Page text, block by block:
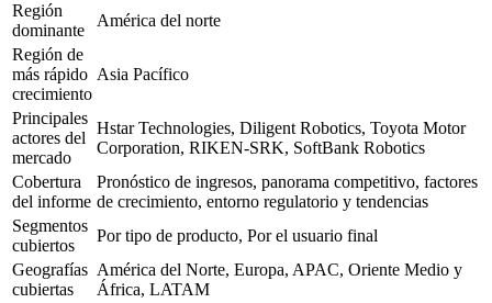
Región
dominante
América del norte
Región de
más rápido
crecimiento
Asia Pacífico
Principales
actores del
mercado
Hstar Technologies, Diligent Robotics, Toyota Motor
Corporation, RIKEN-SRK, SoftBank Robotics
Cobertura
del informe
Pronóstico de ingresos, panorama competitivo, factores
de crecimiento, entorno regulatorio y tendencias
Segmentos
cubiertos
Por tipo de producto, Por el usuario final
Geografías
cubiertas
América del Norte, Europa, APAC, Oriente Medio y
África, LATAM